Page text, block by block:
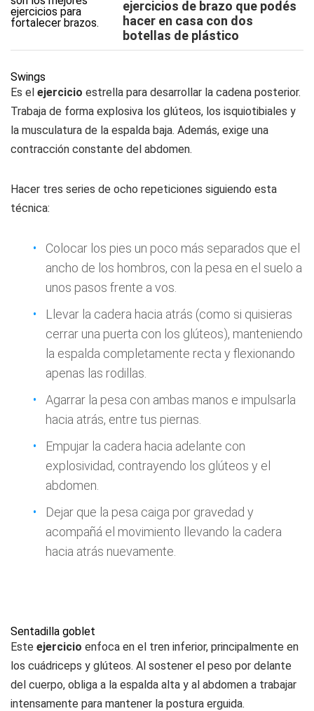
ejercicios de brazo que podés
hacer en casa con dos
botellas de plástico
Swings
Es el ejercicio estrella para desarrollar la cadena posterior.
Trabaja de forma explosiva los glúteos, los isquiotibiales y
la musculatura de la espalda baja. Además, exige una
contracción constante del abdomen.
Hacer tres series de ocho repeticiones siguiendo esta
técnica:
Colocar los pies un poco más separados que el
ancho de los hombros, con la pesa en el suelo a
unos pasos frente a vos.
Llevar la cadera hacia atrás (como si quisieras
cerrar una puerta con los glúteos), manteniendo
la espalda completamente recta y flexionando
apenas las rodillas.
Agarrar la pesa con ambas manos e impulsarla
hacia atrás, entre tus piernas.
Empujar la cadera hacia adelante con
explosividad, contrayendo los glúteos y el
abdomen.
Dejar que la pesa caiga por gravedad y
acompañá el movimiento llevando la cadera
hacia atrás nuevamente.
Sentadilla goblet
Este ejercicio enfoca en el tren inferior, principalmente en
los cuádriceps y glúteos. Al sostener el peso por delante
del cuerpo, obliga a la espalda alta y al abdomen a trabajar
intensamente para mantener la postura erguida.